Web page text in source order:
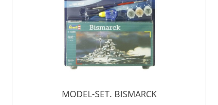
MODEL-SET. BISMARCK